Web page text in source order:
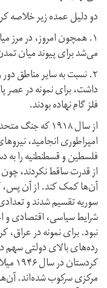
دو دلیل عمده زیر خلاصه
۱. همچون امروز، در مرز
می‌شد برای پیوند میان
۲. نسبت به سایر مناطق
داشت، برای نمونه در عصر
فلز گام نهاده بودند.
از سال ۱۹۱۸
امپراطوری انجامید،
فلسطین و قسطنطنیه را
از قدرت ساقط نکردند،
آن‌ها کمک کند. از آن پس،
سوریه تقسیم شدند و
شرایط سیاسی، اقتصادی و
نبود. برای نمونه در
رده‌های بالای دولتی سهم
مرکزی سرکوب شده‌اند.